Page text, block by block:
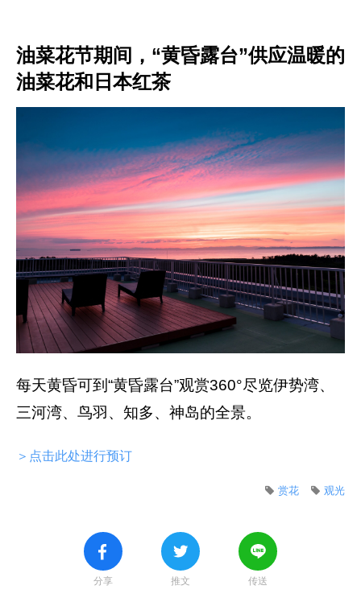
油菜花节期间，“黄昏露台”供应温暖的
油菜花和日本红茶
每天黄昏可到“黄昏露台”观赏360°尽览伊势湾、
三河湾、鸟羽、知多、神岛的全景。
＞点击此处进行预订
观光
赏花
分享 推文 传送